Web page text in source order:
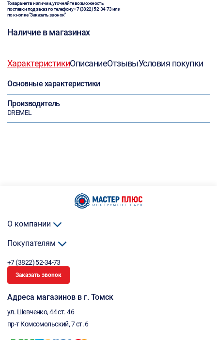
Товара нет в наличии, уточняйте возможность
поставки под заказ по телефону+7 (3822) 52-34-73или
по кнопке "Заказать звонок"
Наличие в магазинах
ХарактеристикиОписаниеОтзывыУсловия покупки
Основные характеристики
Производитель
DREMEL
О компании
Покупателям
+7 (3822) 52-34-73
Заказать звонок
Адреса магазинов в г. Томск
ул. Шевченко, 44 ст. 46
пр-т Комсомольский, 7 ст. 6